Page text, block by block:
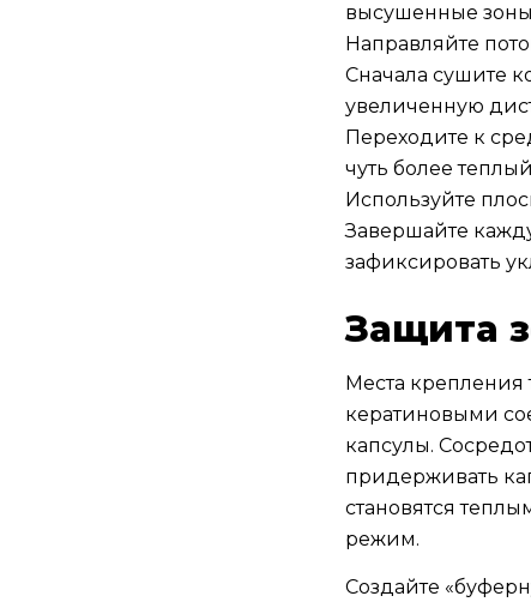
высушенные зоны
Направляйте
Сначала сушите
увеличенную
Переходите к
чуть более
Используйте
Завершайте
зафиксировать
Защита
Места крепления
кератиновыми
капсулы.
придерживать
становятся
режим.
Создайте